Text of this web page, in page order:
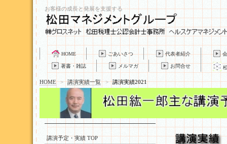
お客様の成長と発展を支援する
HOME ごあいさつ 代表者紹介
著書・雑誌 メルマガ お問合せ
HOME > 講演実績一覧 > 講演実績2021
講演予定・実績 TOP